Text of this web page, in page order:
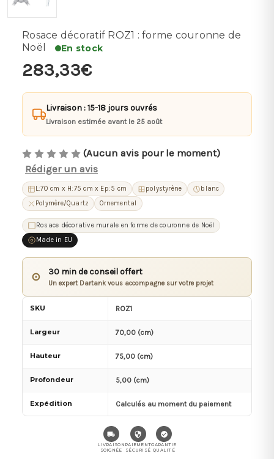
Rosace décoratif ROZ1 : forme couronne de
Noël
En stock
283,33€
Livraison : 15-18 jours ouvrés
Livraison estimée avant le 25 août
(Aucun avis pour le moment)
Rédiger un avis
L:70 cm x H:75 cm x Ep:5 cm polystyrène
blanc
Polymère/Quartz
Ornemental
Rosace décorative murale en forme de couronne de Noël
Made in EU
⊙ 30 min de conseil offert
Un expert Dartank vous accompagne sur votre projet
SKU ROZ1
Largeur 70,00 (cm)
Hauteur 75,00 (cm)
Profondeur 5,00 (cm)
Expédition Calculés au moment du paiement
LIVRAISON
SOIGNÉE
PAIEMENT
SÉCURISÉ
GARANTIE
QUALITÉ